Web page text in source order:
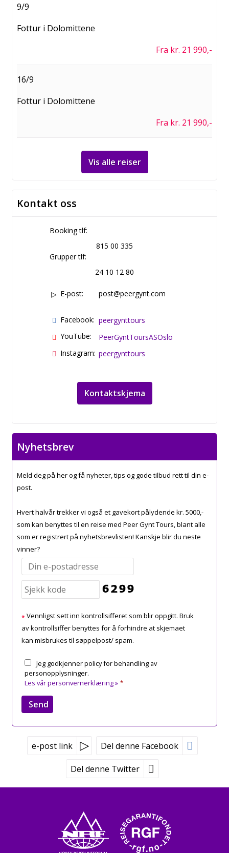
9/9
Fottur i Dolomittene
Fra kr. 21 990,-
16/9
Fottur i Dolomittene
Fra kr. 21 990,-
Vis alle reiser
Kontakt oss
Booking tlf:
815 00 335
Grupper tlf:
24 10 12 80
E-post: post@peergynt.com
Facebook: peergynttours
YouTube:
PeerGyntToursASOslo
Instagram: peergynttours
Kontaktskjema
Nyhetsbrev
Meld deg på her og få nyheter, tips og gode tilbud rett til din e-
post.
Hvert halvår trekker vi også et gavekort pålydende kr. 5000,-
som kan benyttes til en reise med Peer Gynt Tours, blant alle
som er registrert på nyhetsbrevlisten! Kanskje blir du neste
vinner?
Vennligst sett inn kontrollsifferet som blir oppgitt. Bruk
av kontrollsiffer benyttes for å forhindre at skjemaet
kan misbrukes til søppelpost/ spam.
Jeg godkjenner policy for behandling av
personopplysninger.
Les vår personvernerklæring » *
e-post link Del denne Facebook
Del denne Twitter
Peer Gynt Tours
Tvetenveien 170
0671 Oslo